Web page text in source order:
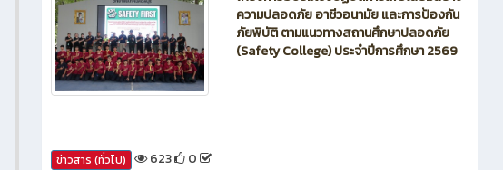
3 วัน ที่ผ่านมา
新闻